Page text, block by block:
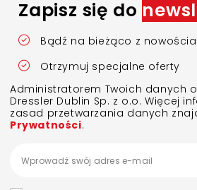
Zapisz się do
Bądź na bieżąco z
Otrzymuj specjalne oferty
Administratorem Twoich danych
Dressler Dublin Sp. z o.o. Więcej
zasad przetwarzania danych
Prywatności.